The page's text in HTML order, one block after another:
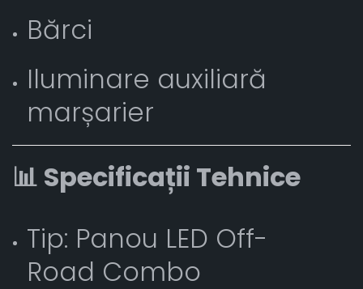
Bărci
Iluminare auxiliară
marșarier
📊 Specificații Tehnice
Tip: Panou LED Off-
Road Combo